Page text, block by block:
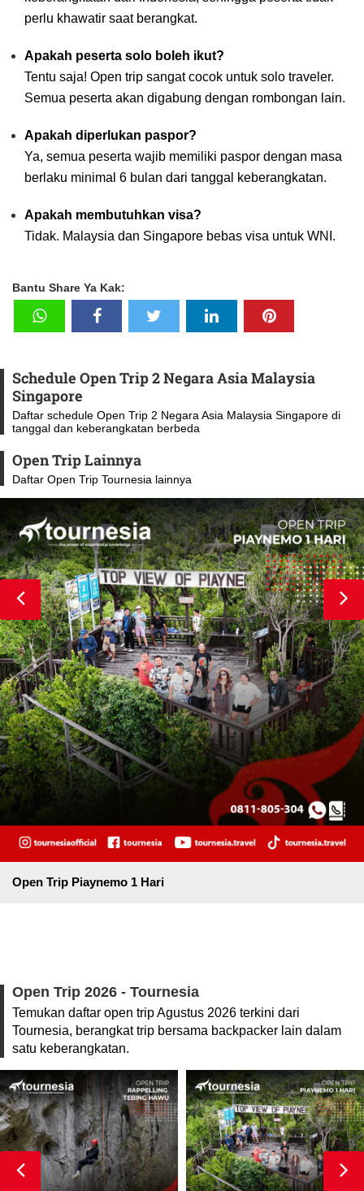
perlu khawatir saat berangkat.
Apakah peserta solo boleh ikut?
Tentu saja! Open trip sangat cocok untuk solo traveler.
Semua peserta akan digabung dengan rombongan lain.
Apakah diperlukan paspor?
Ya, semua peserta wajib memiliki paspor dengan masa
berlaku minimal 6 bulan dari tanggal keberangkatan.
Apakah membutuhkan visa?
Tidak. Malaysia dan Singapore bebas visa untuk WNI.
Bantu Share Ya Kak:
Schedule Open Trip 2 Negara Asia Malaysia
Singapore
Daftar schedule Open Trip 2 Negara Asia Malaysia Singapore di
tanggal dan keberangkatan berbeda
Open Trip Lainnya
Daftar Open Trip Tournesia lainnya
Open Trip Piaynemo 1 Hari
Open Trip 2026 - Tournesia
Temukan daftar open trip Agustus 2026 terkini dari
Tournesia, berangkat trip bersama backpacker lain dalam
satu keberangkatan.